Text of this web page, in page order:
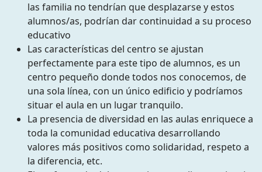
las familia no tendrían que desplazarse y estos
alumnos/as, podrían dar continuidad a su proceso
educativo
Las características del centro se ajustan
perfectamente para este tipo de alumnos, es un
centro pequeño donde todos nos conocemos, de
una sola línea, con un único edificio y podríamos
situar el aula en un lugar tranquilo.
La presencia de diversidad en las aulas enriquece a
toda la comunidad educativa desarrollando
valores más positivos como solidaridad, respeto a
la diferencia, etc.